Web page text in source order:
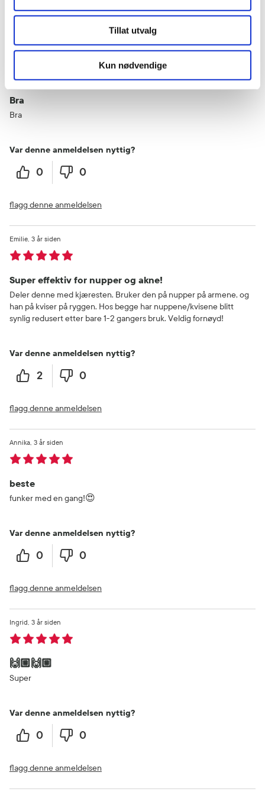
Tillat utvalg
Kun nødvendige
Bra
Bra
Var denne anmeldelsen nyttig?
0 0
flagg denne anmeldelsen
Super effektiv for nupper og akne!
3 år siden
Emilie
Deler denne med kjæresten. Bruker den på nupper på armene, og
han på kviser på ryggen. Hos begge har nuppene/kvisene blitt
synlig redusert etter bare 1-2 gangers bruk. Veldig fornøyd!
Var denne anmeldelsen nyttig?
2 0
flagg denne anmeldelsen
beste
3 år siden
Annika
funker med en gang!😍
Var denne anmeldelsen nyttig?
0 0
flagg denne anmeldelsen
🙌🏼🙌🏼
3 år siden
Ingrid
Super
Var denne anmeldelsen nyttig?
0 0
flagg denne anmeldelsen